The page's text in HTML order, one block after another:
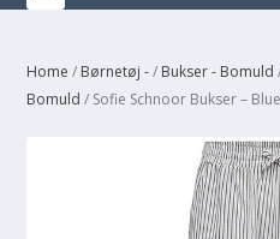
Home / Børnetøj -/ Bukser - Bomuld
Bomuld / Sofie Schnoor Bukser –